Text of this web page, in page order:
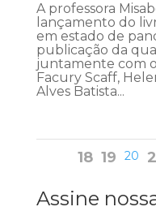
A professora
lançamento do
em estado de
publicação da
juntamente com
Facury Scaff,
Alves Batista...
18 19 20
Assine